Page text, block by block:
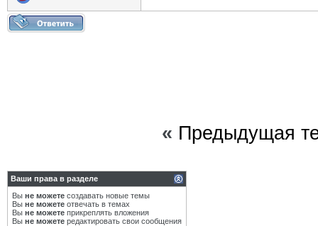
« Предыдущая
Ваши права в разделе
Вы не можете создавать новые темы
Вы не можете отвечать в темах
Вы не можете прикреплять вложения
Вы не можете редактировать свои сообщения